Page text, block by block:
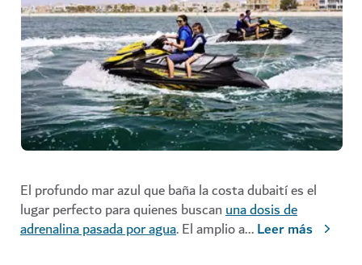
El profundo mar azul que baña la costa dubaití es el
lugar perfecto para quienes buscanuna dosis de
adrenalina pasada por agua. El amplio a...Leer más